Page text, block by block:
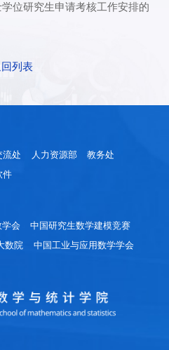
位研究生申请考核工作安排的
列表
流处 人力资源部
教务处
件
会
中国研究生数学建模竞赛
数院
中国工业与应用数学学会